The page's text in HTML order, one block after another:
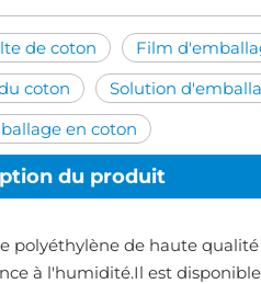
de coton
Film
coton
Solution
en coton
du produit
polyéthylène de haute
à l'humidité.Il est